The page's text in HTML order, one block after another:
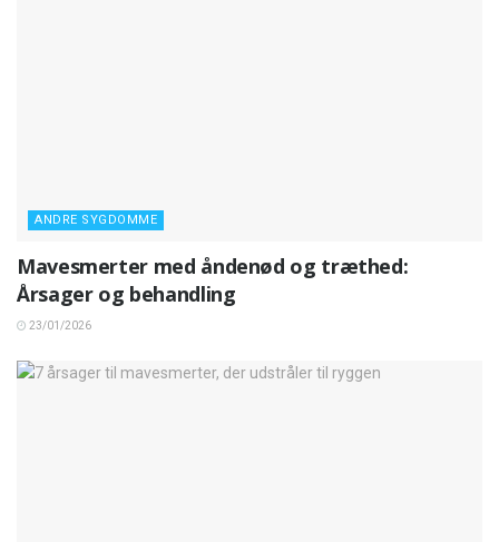
ANDRE SYGDOMME
Mavesmerter med åndenød og træthed:
Årsager og behandling
23/01/2026